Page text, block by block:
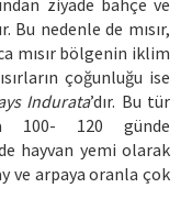
ziyade bahçe ve
Bu nedenle de mısır,
mısır bölgenin iklim
çoğunluğu ise
Indurata’dır. Bu tür
100- 120 günde
hayvan yemi olarak
ve arpaya oranla çok